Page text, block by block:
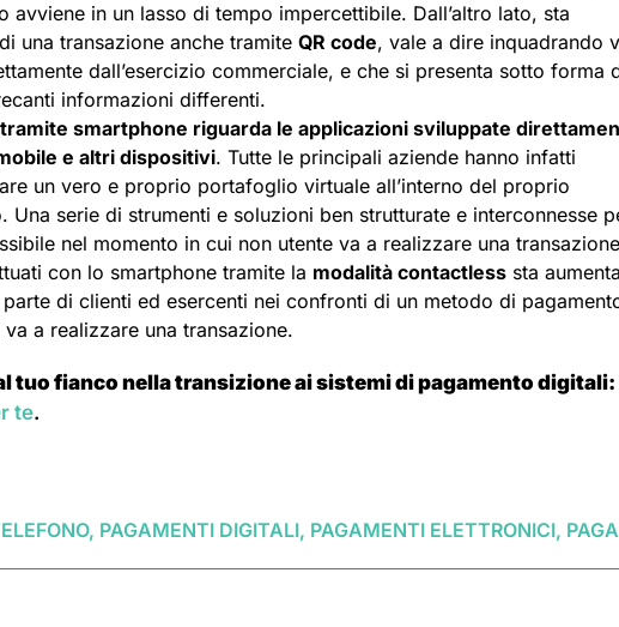
avviene in un lasso di tempo impercettibile. Dall’altro lato, sta
una transazione anche tramite QR code, vale a dire inquadrando
dall’esercizio commerciale, e che si presenta sotto forma
informazioni differenti.
smartphone riguarda le applicazioni sviluppate
e altri dispositivi. Tutte le principali aziende hanno infatti
un vero e proprio portafoglio virtuale all’interno del proprio
serie di strumenti e soluzioni ben strutturate e interconnesse
nel momento in cui non utente va a realizzare una
con lo smartphone tramite la modalità contactless sta
di clienti ed esercenti nei confronti di un metodo di
a realizzare una transazione.
tuo fianco nella transizione ai sistemi di pagamento digitali:
te.
PAGAMENTI DIGITALI, PAGAMENTI ELETTRONICI,